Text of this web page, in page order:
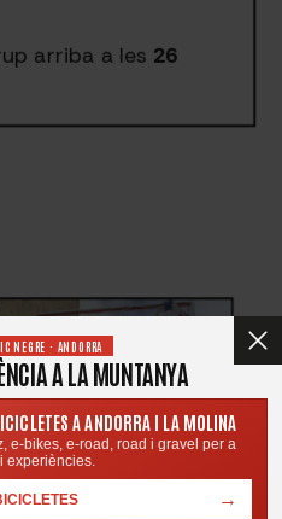
arriba a les 26
NEGRE · ANDORRA
A LA MUNTANYA
A ANDORRA I LA MOLINA
e-bikes, e-road, road i gravel per a
experiències.
→